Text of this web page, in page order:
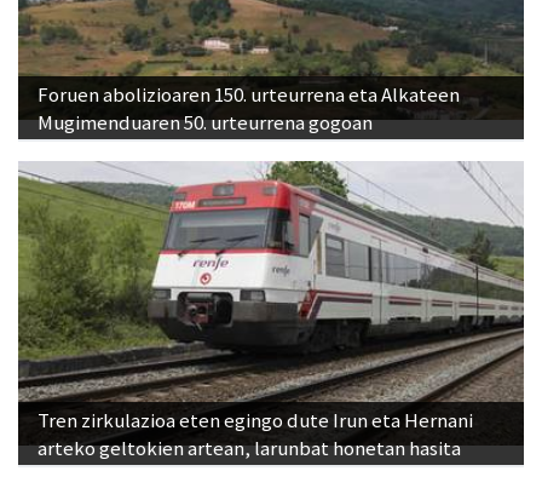
Foruen abolizioaren 150. urteurrena eta Alkateen
Mugimenduaren 50. urteurrena gogoan
Tren zirkulazioa eten egingo dute Irun eta Hernani
arteko geltokien artean, larunbat honetan hasita